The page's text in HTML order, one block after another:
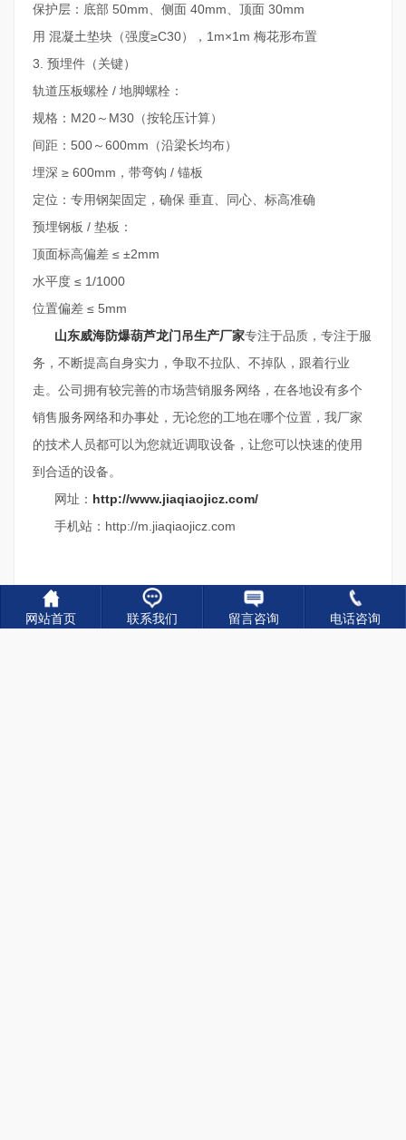
保护层：底部 50mm、侧面 40mm、顶面 30mm
用 混凝土垫块（强度≥C30），1m×1m 梅花形布置
3. 预埋件（关键）
轨道压板螺栓 / 地脚螺栓：
规格：M20～M30（按轮压计算）
间距：500～600mm（沿梁长均布）
埋深 ≥ 600mm，带弯钩 / 锚板
定位：专用钢架固定，确保 垂直、同心、标高准确
预埋钢板 / 垫板：
顶面标高偏差 ≤ ±2mm
水平度 ≤ 1/1000
位置偏差 ≤ 5mm
山东威海防爆葫芦龙门吊生产厂家专注于品质，专注于服
务，不断提高自身实力，争取不拉队、不掉队，跟着行业
走。公司拥有较完善的市场营销服务网络，在各地设有多个
销售服务网络和办事处，无论您的工地在哪个位置，我厂家
的技术人员都可以为您就近调取设备，让您可以快速的使用
到合适的设备。
网址： http://www.jiaqiaojicz.com/
手机站：http://m.jiaqiaojicz.com
网站首页 联系我们 留言咨询 电话咨询